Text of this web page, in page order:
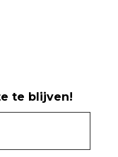
te blijven!